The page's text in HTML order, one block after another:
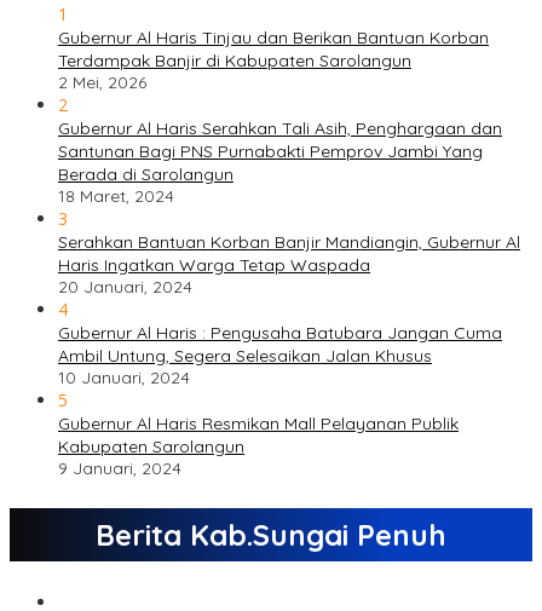
1
Gubernur Al Haris Tinjau dan Berikan Bantuan Korban
Terdampak Banjir di Kabupaten Sarolangun
2 Mei, 2026
2
Gubernur Al Haris Serahkan Tali Asih, Penghargaan dan
Santunan Bagi PNS Purnabakti Pemprov Jambi Yang
Berada di Sarolangun
18 Maret, 2024
3
Serahkan Bantuan Korban Banjir Mandiangin, Gubernur Al
Haris Ingatkan Warga Tetap Waspada
20 Januari, 2024
4
Gubernur Al Haris : Pengusaha Batubara Jangan Cuma
Ambil Untung, Segera Selesaikan Jalan Khusus
10 Januari, 2024
5
Gubernur Al Haris Resmikan Mall Pelayanan Publik
Kabupaten Sarolangun
9 Januari, 2024
Berita Kab.Sungai Penuh